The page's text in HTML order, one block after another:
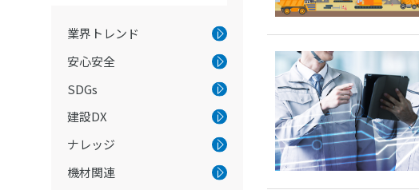
業界トレンド
安心安全
SDGs
建設DX
ナレッジ
機材関連